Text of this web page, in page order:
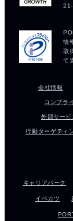
会社情報
コンプラ
外部サー
行動ターゲティ